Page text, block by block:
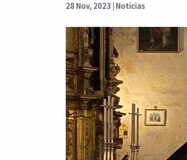
28 Nov, 2023 Noticias